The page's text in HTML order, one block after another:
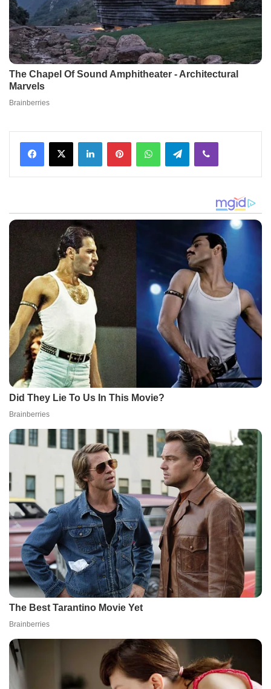
Facebook
X LinkedInPinterestWhatsAppTelegramViber